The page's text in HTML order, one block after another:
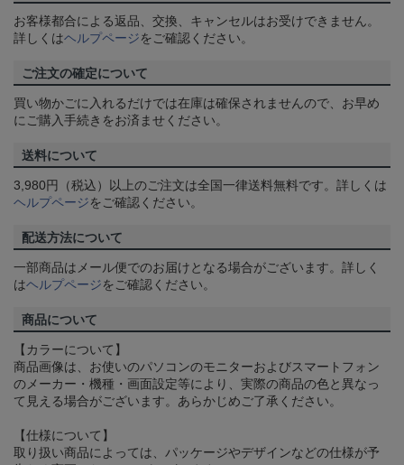
お客様都合による返品、交換、キャンセルはお受けできません。
詳しくはヘルプページをご確認ください。
ご注文の確定について
買い物かごに入れるだけでは在庫は確保されませんので、お早め
にご購入手続きをお済ませください。
送料について
3,980円（税込）以上のご注文は全国一律送料無料です。詳しくは
ヘルプページをご確認ください。
配送方法について
一部商品はメール便でのお届けとなる場合がございます。詳しく
はヘルプページをご確認ください。
商品について
【カラーについて】
商品画像は、お使いのパソコンのモニターおよびスマートフォン
のメーカー・機種・画面設定等により、実際の商品の色と異なっ
て見える場合がございます。あらかじめご了承ください。
【仕様について】
取り扱い商品によっては、パッケージやデザインなどの仕様が予